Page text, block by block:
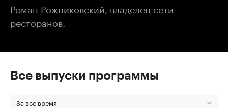
Роман Рожниковский, владелец сети
ресторанов.
Все выпуски программы
За все время